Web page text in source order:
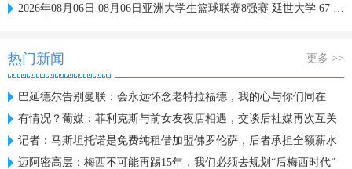
2026年08月06日 08月06日亚洲大学生篮球联赛8强赛 延世大学 67 - 72 政治大学 集锦
热门新闻 更多 >>
巴延德尔告别曼联：会永远怀念老特拉福德，我的心与你们同在
有情况？葡媒：菲利克斯与前女友夜店相遇，交谈后社媒再次互关
记者：马斯坦托诺是免费纯租借加盟佛罗伦萨，后者承担全额薪水
迈阿密高层：梅西不可能再踢15年，我们必须去规划“后梅西时代”